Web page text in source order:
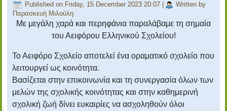
Published on Friday, 15 December 2023 20:07
Written by
Παρασκευή Μιλούλη
Με μεγάλη χαρά και περηφάνια παραλάβαμε τη σημαία
του Αειφόρου Ελληνικού Σχολείου!
Το Αειφόρο Σχολείο αποτελεί ένα οραματικό σχολείο που
λειτουργεί ως κοινότητα.
Βασίζεται στην επικοινωνία και τη συνεργασία όλων των
μελών της σχολικής κοινότητας και στην καθημερινή
σχολική ζωή δίνει ευκαιρίες να ασχοληθούν όλοι